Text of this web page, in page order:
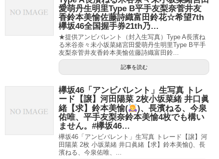
愛萌丹生明里Type B平手友梨奈菅井友
香鈴本美愉佐藤詩織富田鈴花☆希望7th
欅坂46全国握手券21th乃…
★提供アンビバレント（封入生写真）Type A長濱ね
る米谷奈々未小坂菜緒宮田愛萌丹生明里Type B平手
友梨奈菅井友香鈴本美愉佐藤詩織富田鈴...
記事を読む
欅坂46「アンビバレント」生写真 トレ
ード【譲】河田陽菜 2枚小坂菜緒 井口眞
緒【求】鈴本美愉(
)、長濱ねる、今泉
佑唯、平手友梨奈鈴本美愉4枚でも構い
ません。#欅坂46…
欅坂46「アンビバレント」生写真 トレード【譲】河
田陽菜 2枚 小坂菜緒 井口眞緒【求】鈴本美愉()、長
濱ねる、今泉佑唯、...